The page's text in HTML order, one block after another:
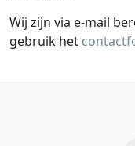
Wij zijn via e-mail
gebruik het